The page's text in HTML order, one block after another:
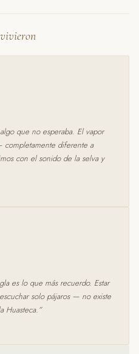
que no esperaba. El vapor
diferente a
con el sonido de la selva y
es lo que más recuerdo. Estar
solo pájaros — no existe
Huasteca.”